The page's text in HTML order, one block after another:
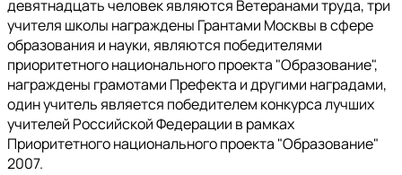
девятнадцать человек являются Ветеранами труда, три
учителя школы награждены Грантами Москвы в сфере
образования и науки, являются победителями
приоритетного национального проекта "Образование",
награждены грамотами Префекта и другими наградами,
один учитель является победителем конкурса лучших
учителей Российской Федерации в рамках
Приоритетного национального проекта "Образование"
2007.